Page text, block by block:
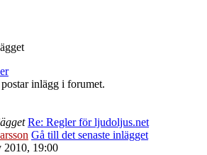
inlägg i forumet.
Re: Regler för ljudoljus.net
Gå till det senaste inlägget
2010, 19:00